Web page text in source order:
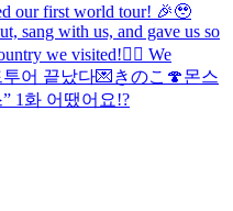
our first world tour! 🎉🥹
sang with us, and gave us so
we visited!❤️‍🔥 We
어 끝났다💌 きのこ🍄몬스
1화 어땠어요!?